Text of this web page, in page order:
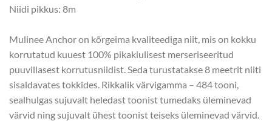
Niidi pikkus: 8m
Mulinee Anchor on kõrgeima kvaliteediga niit, mis on kokku
korrutatud kuuest 100% pikakiulisest merseriseeritud
puuvillasest korrutusniidist. Seda turustatakse 8 meetrit niiti
sisaldavates tokkides. Rikkalik värvigamma – 484 tooni,
sealhulgas sujuvalt heledast toonist tumedaks üleminevad
värvid ning sujuvalt ühest toonist teiseks üleminevad värvid.